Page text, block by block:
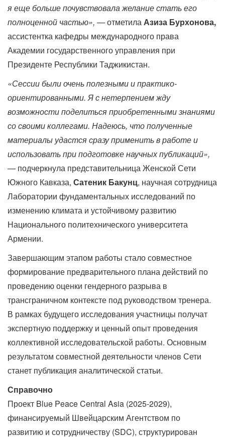
я еще больше почувствовала желание стать его
полноценной частью», —отметилаАзиза Бурхонова,
ассистентка кафедры международного права
Академии государственного управления при
Президенте Республики Таджикистан.
«Сессии были очень полезными и практико-
ориентированными. Я с нетерпением жду
возможности поделиться приобретенными знаниями
со своими коллегами. Надеюсь, что полученные
материалы удастся сразу применить в работе и
использовать при подготовке научных публикаций»,
—подчеркнула представительница Женской Сети
Южного Кавказа, Сатеник Бакунц, научная сотрудница
Лаборатории фундаментальных исследований по
изменению климата и устойчивому развитию
Национального политехнического университета
Армении.
Завершающим этапом работы стало совместное
формирование предварительного плана действий по
проведению оценки гендерного разрыва в
трансграничном контексте под руководством тренера.
В рамках будущего исследования участницы получат
экспертную поддержку и ценный опыт проведения
коллективной исследовательской работы. Основным
результатом совместной деятельности членов Сети
станет публикация аналитической статьи.
Справочно
Проект Blue Peace Central Asia (2025-2029),
финансируемый Швейцарским Агентством по
развитию и сотрудничеству (SDC), структурирован